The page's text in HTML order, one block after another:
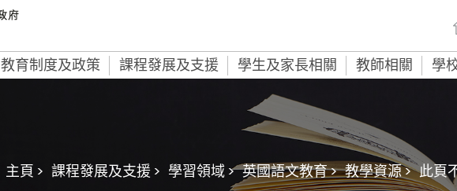
教育制度及政策 課程發展及支援 學生及家長相關 教師相關 學
主頁 > 課程發展及支援 > 學習領域 > 英國語文教育 > 教學資源 > 此頁